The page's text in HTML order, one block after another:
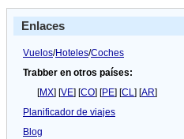
Enlaces
Vuelos/Hoteles/Coches
Trabber en otros países:
[MX] [VE] [CO] [PE] [CL] [AR]
Planificador de viajes
Blog